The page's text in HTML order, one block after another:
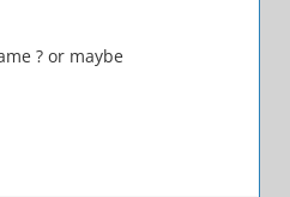
? or maybe